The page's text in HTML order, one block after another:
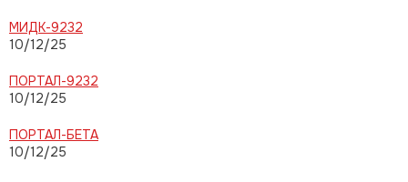
МИДК-9232
10/12/25
ПОРТАЛ-9232
10/12/25
ПОРТАЛ-БЕТА
10/12/25